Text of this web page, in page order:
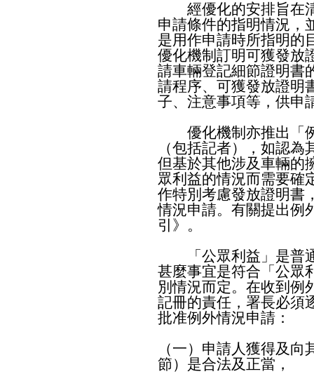
經優化的安排旨在清
申請條件的指明情況，
是用作申請時所指明的
優化機制訂明可獲發放
請車輛登記細節證明書
請程序、可獲發放證明
子、注意事項等，供申
優化機制亦推出「例
（包括記者），如認
但基於其他涉及車輛的
眾利益的情況而需要確
作特別考慮發放證明書
情況申請。有關提出例
引》。
「公眾利益」是普通
甚麼事宜是符合「公眾
別情況而定。在收到例
記冊的責任，署長必須
批准例外情況申請：
（一）申請人獲得及
節）是合法及正當，